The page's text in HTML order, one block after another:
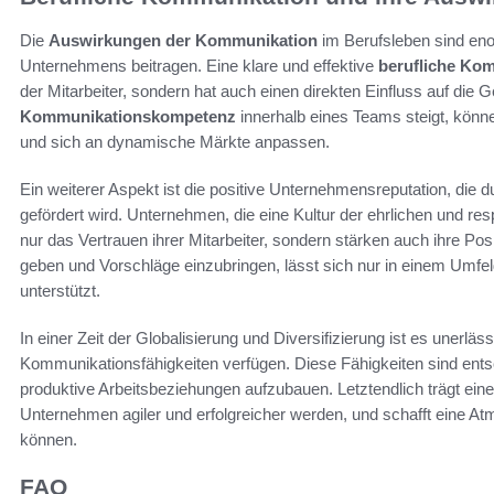
Die Auswirkungen der Kommunikation im Berufsleben sind
Unternehmens beitragen. Eine klare und effektive berufliche
der Mitarbeiter, sondern hat auch einen direkten Einfluss auf die
Kommunikationskompetenz innerhalb eines Teams steigt,
und sich an dynamische Märkte anpassen.
Ein weiterer Aspekt ist die positive Unternehmensreputation, die
gefördert wird. Unternehmen, die eine Kultur der ehrlichen und
nur das Vertrauen ihrer Mitarbeiter, sondern stärken auch ihre
geben und Vorschläge einzubringen, lässt sich nur in einem
unterstützt.
In einer Zeit der Globalisierung und Diversifizierung ist es
Kommunikationsfähigkeiten verfügen. Diese Fähigkeiten sind
produktive Arbeitsbeziehungen aufzubauen. Letztendlich trägt
Unternehmen agiler und erfolgreicher werden, und schafft eine
können.
FAQ